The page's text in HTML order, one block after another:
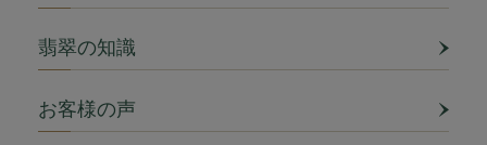
翡翠の知識
お客様の声